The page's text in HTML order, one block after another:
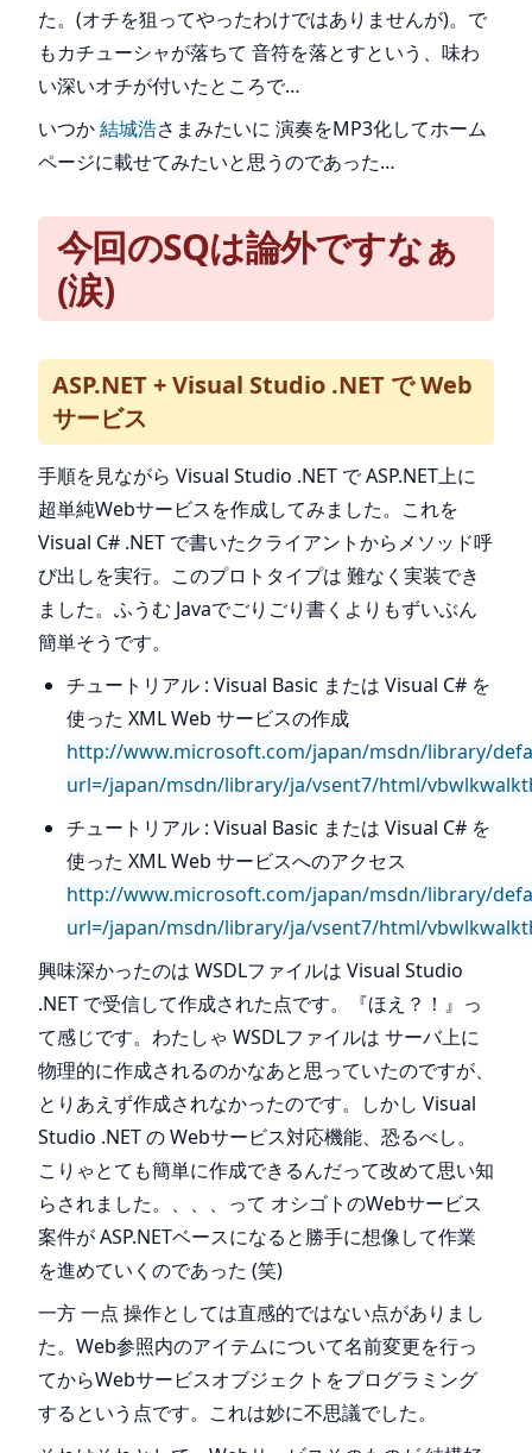
た。(オチを狙ってやったわけではありませんが)。で
もカチューシャが落ちて 音符を落とすという、味わ
い深いオチが付いたところで…
いつか結城浩さまみたいに 演奏をMP3化してホーム
ページに載せてみたいと思うのであった…
今回のSQは論外ですなぁ
(涙)
ASP.NET + Visual Studio .NET で Web
サービス
手順を見ながら Visual Studio .NET で ASP.NET上に
超単純Webサービスを作成してみました。これを
Visual C# .NET で書いたクライアントからメソッド呼
び出しを実行。このプロトタイプは 難なく実装でき
ました。ふうむ Javaでごりごり書くよりもずいぶん
簡単そうです。
チュートリアル : Visual Basic または Visual C# を
使った XML Web サービスの作成
http://www.microsoft.com/japan/msdn/library/
url=/japan/msdn/library/ja/vsent7/html/
チュートリアル : Visual Basic または Visual C# を
使った XML Web サービスへのアクセス
http://www.microsoft.com/japan/msdn/library/
url=/japan/msdn/library/ja/vsent7/html/
興味深かったのは WSDLファイルは Visual Studio
.NET で受信して作成された点です。『ほえ？！』っ
て感じです。わたしゃ WSDLファイルは サーバ上に
物理的に作成されるのかなあと思っていたのですが、
とりあえず作成されなかったのです。しかし Visual
Studio .NET の Webサービス対応機能、恐るべし。
こりゃとても簡単に作成できるんだって改めて思い知
らされました。、、、って オシゴトのWebサービス
案件が ASP.NETベースになると勝手に想像して作業
を進めていくのであった (笑)
一方 一点 操作としては直感的ではない点がありまし
た。Web参照内のアイテムについて名前変更を行っ
てからWebサービスオブジェクトをプログラミング
するという点です。これは妙に不思議でした。